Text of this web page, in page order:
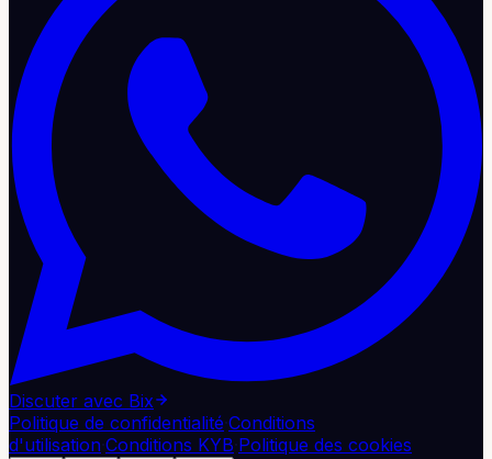
Discuter avec Bix
Politique de confidentialité·Conditions
d'utilisation·Conditions KYB·Politique des cookies